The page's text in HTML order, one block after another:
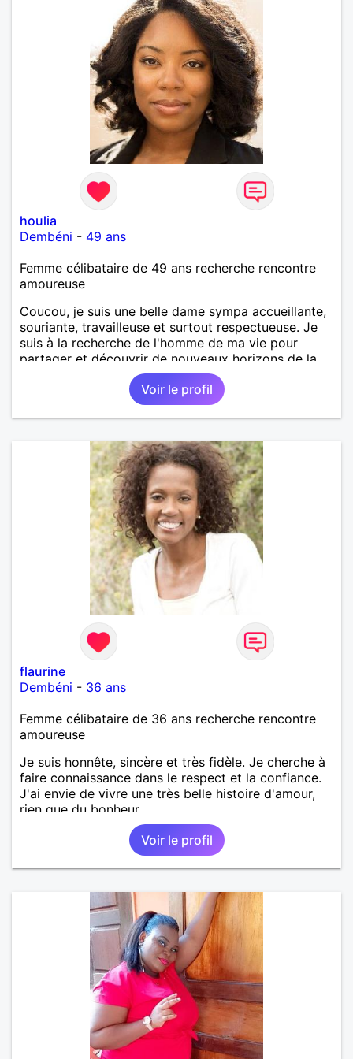
houlia
Dembéni - 49 ans
Femme célibataire de 49 ans recherche rencontre
amoureuse
Coucou, je suis une belle dame sympa accueillante,
souriante, travailleuse et surtout respectueuse. Je
suis à la recherche de l'homme de ma vie pour
partager et découvrir de nouveaux horizons de la
Voir le profil
flaurine
Dembéni - 36 ans
Femme célibataire de 36 ans recherche rencontre
amoureuse
Je suis honnête, sincère et très fidèle. Je cherche à
faire connaissance dans le respect et la confiance.
J'ai envie de vivre une très belle histoire d'amour,
rien que du bonheur.
Voir le profil